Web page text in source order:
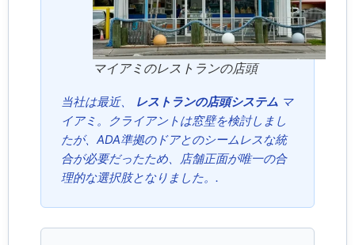
マイアミのレストランの店頭
当社は最近、 レストランの店頭システム マ
イアミ。クライアントは窓壁を検討しまし
たが、ADA準拠のドアとのシームレスな統
合が必要だったため、店舗正面が唯一の合
理的な選択肢となりました。.